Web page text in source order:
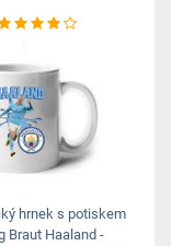
hrnek s potiskem
Braut Haaland -